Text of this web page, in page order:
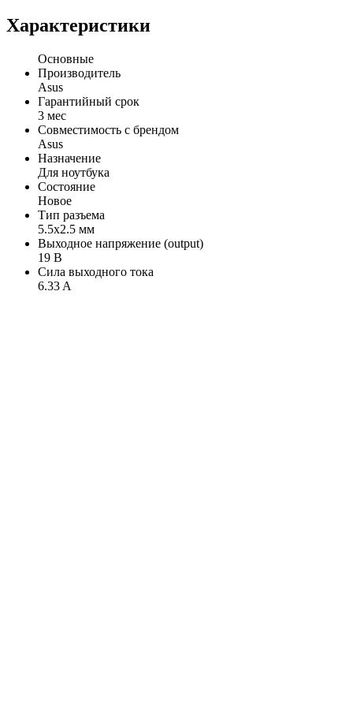
Характеристики
Основные
Производитель
Asus
Гарантийный срок
3 мес
Совместимость с брендом
Asus
Назначение
Для ноутбука
Состояние
Новое
Тип разъема
5.5x2.5 мм
Выходное напряжение (output)
19 В
Сила выходного тока
6.33 A